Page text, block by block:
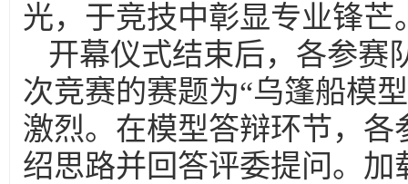
光，于竞技中彰显专业锋芒
开幕仪式结束后，各参赛
次竞赛的赛题为“乌篷船模
激烈。在模型答辩环节，
绍思路并回答评委提问。